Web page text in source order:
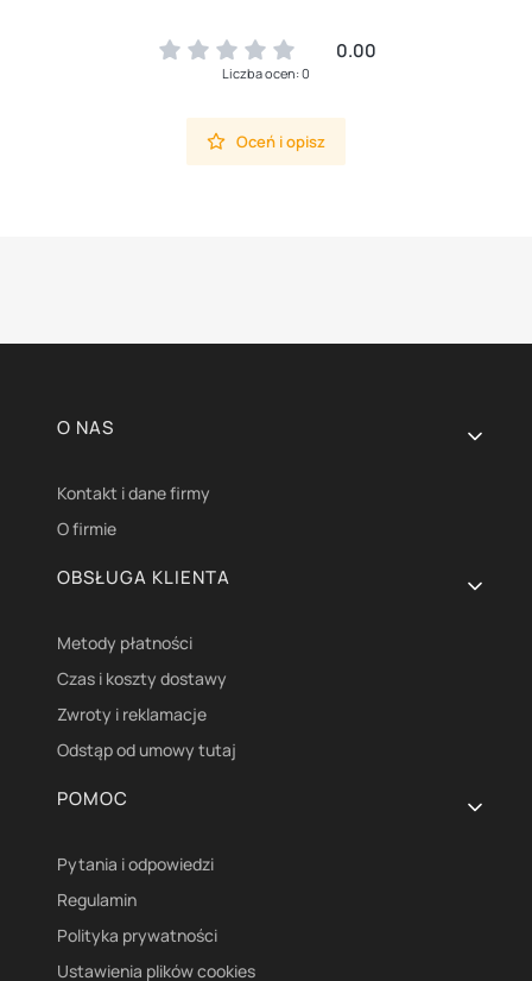
0.00
Liczba ocen: 0
Oceń i opisz
Linki w stopce
O NAS
Kontakt i dane firmy
O firmie
OBSŁUGA KLIENTA
Metody płatności
Czas i koszty dostawy
Zwroty i reklamacje
Odstąp od umowy tutaj
POMOC
Pytania i odpowiedzi
Regulamin
Polityka prywatności
Ustawienia plików cookies